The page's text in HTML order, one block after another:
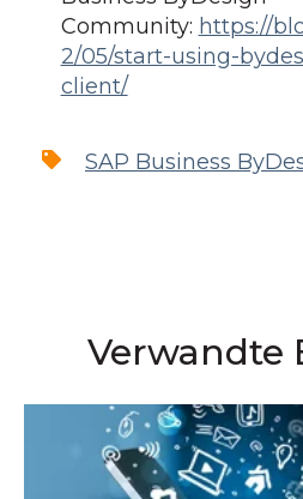
Community: https://
2/05/start-using-
client/
SAP Business
Verwandte